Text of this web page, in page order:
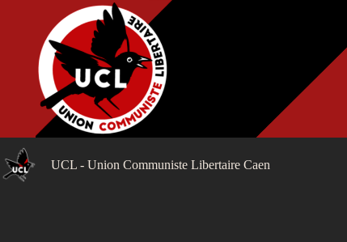
UCL - Union Communiste Libertaire Caen